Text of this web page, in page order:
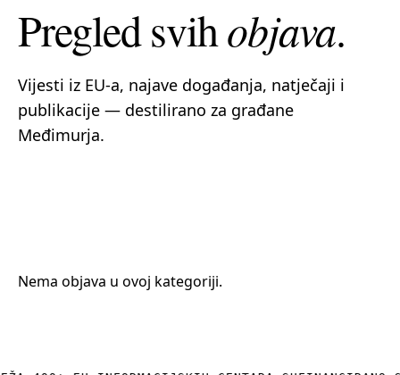
Vijesti
Linkovi
Pregled svihobjava.
Vijesti iz EU-a, najave događanja, natječaji i
publikacije — destilirano za građane
Međimurja.
Nema objava u ovoj kategoriji.